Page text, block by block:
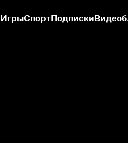
ИгрыСпортПодписки